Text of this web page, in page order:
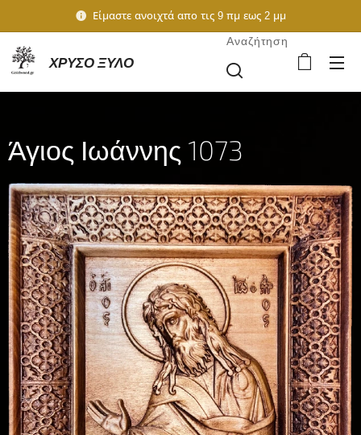
Είμαστε ανοιχτά απο τις 9 πμ εως 2 μμ
ΧΡΥΣΟ ΞΥΛΟ
Αναζήτηση
Άγιος Ιωάννης 1073